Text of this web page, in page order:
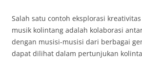
Salah satu contoh eksplorasi
musik kolintang adalah kolaborasi
dengan musisi-musisi dari berbagai
dapat dilihat dalam pertunjukan